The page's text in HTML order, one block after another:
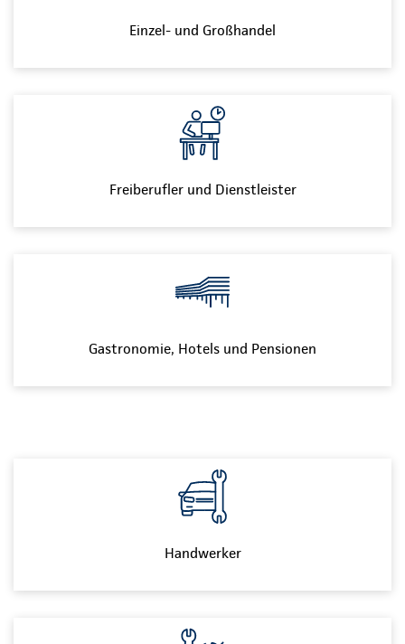
Einzel- und Großhandel
Freiberufler und Dienstleister
Gastronomie, Hotels und Pensionen
Handwerker